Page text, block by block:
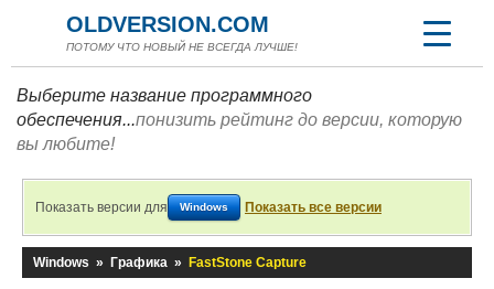
OLDVERSION.COM
ПОТОМУ ЧТО НОВЫЙ НЕ ВСЕГДА ЛУЧШЕ!
Выберите название программного
обеспечения...понизить рейтинг до версии, которую
вы любите!
Показать версии для Windows Показать все версии
Windows » Графика » FastStone Capture